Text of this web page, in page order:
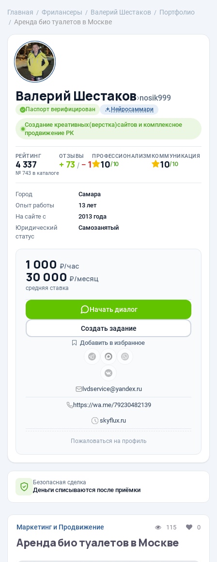
Главная Фрилансеры Валерий Шестаков
Портфолио
Аренда био туалетов в Москве
Валерий Шестаков›nosik999
Паспорт верифицирован Нейросаммари
Создание креативных(верстка)сайтов и комплексное
продвижение РК
РЕЙТИНГ
4 337
№ 743 в каталоге
ОТЗЫВЫ
73 / 1
ПРОФЕССИОНАЛИЗМ
10/10
КОММУНИКАЦИЯ
10/10
Город
Самара
Опыт работы
13 лет
На сайте с
2013 года
Юридический
статус
Самозанятый
1 000 ₽/час
30 000 ₽/месяц
средняя ставка
https://wa.me/79230482139
Начать диалог
lvdservice@yandex.ru
skyflux.ru
Создать задание
Добавить в избранное
Пожаловаться на профиль
Безопасная сделка
Деньги списываются после приёмки
Маркетинг и Продвижение 115 0
Аренда био туалетов в Москве